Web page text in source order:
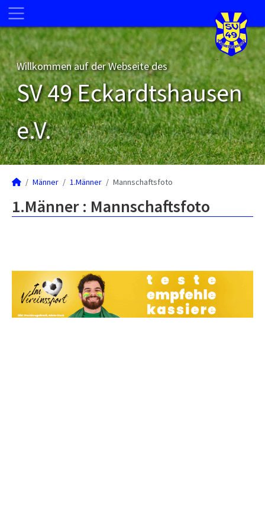
Willkommen auf der Webseite des
SV 49 Eckardtshausen
e.V.
Männer 1.Männer Mannschaftsfoto
1.Männer : Mannschaftsfoto